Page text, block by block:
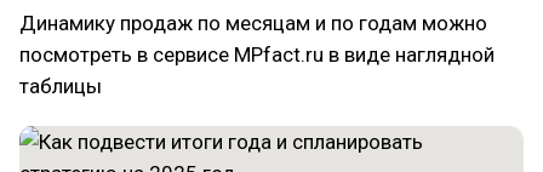
Динамику продаж по месяцам и по годам можно
посмотреть в сервисе MPfact.ru в виде наглядной
таблицы